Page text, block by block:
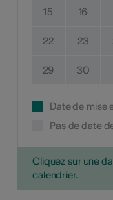
15 16
22 23
29 30
Date de mise
Pas de date
Cliquez sur une
calendrier.